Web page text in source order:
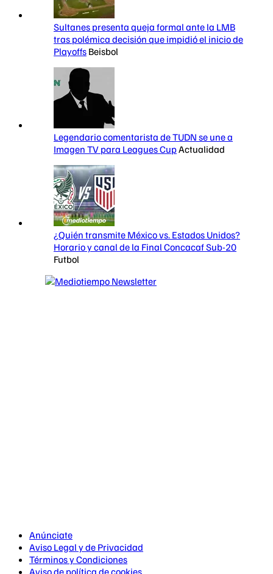
Sultanes presenta queja formal ante la LMB
tras polémica decisión que impidió el inicio de
Playoffs Beisbol
Legendario comentarista de TUDN se une a
Imagen TV para Leagues CupActualidad
¿Quién transmite México vs. Estados Unidos?
Horario y canal de la Final Concacaf Sub-20
Futbol
Anúnciate
Aviso Legal y de Privacidad
Términos y Condiciones
Aviso de política de cookies